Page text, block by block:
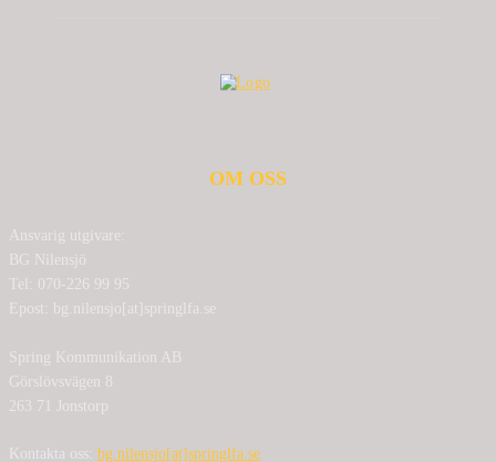
OM OSS
Ansvarig utgivare:
BG Nilensjö
Tel: 070-226 99 95
Epost: bg.nilensjo[at]springlfa.se
Spring Kommunikation AB
Görslövsvägen 8
263 71 Jonstorp
Kontakta oss: bg.nilensjo[at]springlfa.se